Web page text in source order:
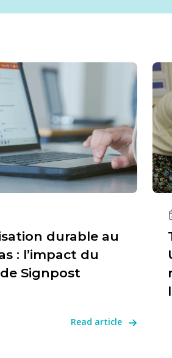
durable au
: l’impact du
Signpost
Read article